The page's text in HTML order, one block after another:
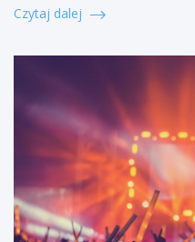
Czytaj dalej